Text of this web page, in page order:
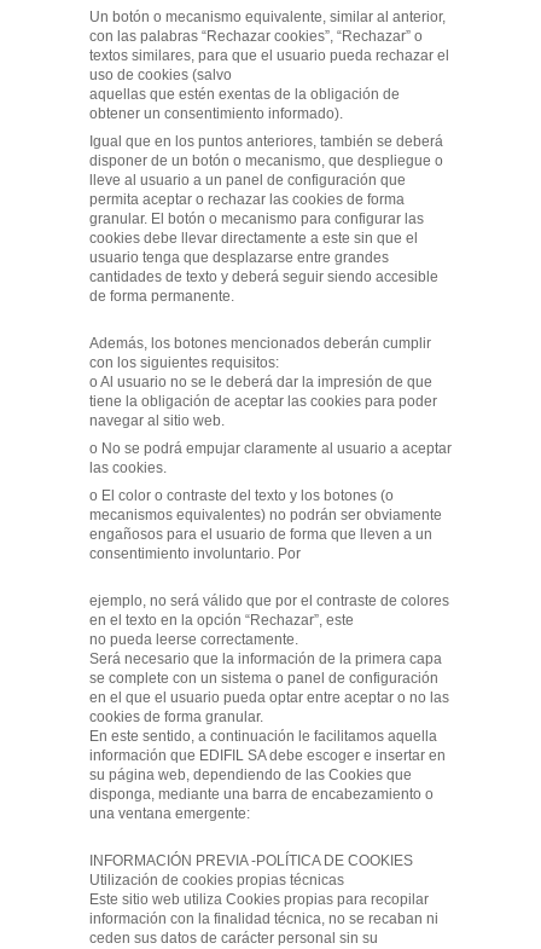
Un botón o mecanismo equivalente, similar al anterior,
con las palabras “Rechazar cookies”, “Rechazar” o
textos similares, para que el usuario pueda rechazar el
uso de cookies (salvo
aquellas que estén exentas de la obligación de
obtener un consentimiento informado).
Igual que en los puntos anteriores, también se deberá
disponer de un botón o mecanismo, que despliegue o
lleve al usuario a un panel de configuración que
permita aceptar o rechazar las cookies de forma
granular. El botón o mecanismo para configurar las
cookies debe llevar directamente a este sin que el
usuario tenga que desplazarse entre grandes
cantidades de texto y deberá seguir siendo accesible
de forma permanente.
Además, los botones mencionados deberán cumplir
con los siguientes requisitos:
o Al usuario no se le deberá dar la impresión de que
tiene la obligación de aceptar las cookies para poder
navegar al sitio web.
o No se podrá empujar claramente al usuario a aceptar
las cookies.
o El color o contraste del texto y los botones (o
mecanismos equivalentes) no podrán ser obviamente
engañosos para el usuario de forma que lleven a un
consentimiento involuntario. Por
ejemplo, no será válido que por el contraste de colores
en el texto en la opción “Rechazar”, este
no pueda leerse correctamente.
Será necesario que la información de la primera capa
se complete con un sistema o panel de configuración
en el que el usuario pueda optar entre aceptar o no las
cookies de forma granular.
En este sentido, a continuación le facilitamos aquella
información que EDIFIL SA debe escoger e insertar en
su página web, dependiendo de las Cookies que
disponga, mediante una barra de encabezamiento o
una ventana emergente:
INFORMACIÓN PREVIA -POLÍTICA DE COOKIES
Utilización de cookies propias técnicas
Este sitio web utiliza Cookies propias para recopilar
información con la finalidad técnica, no se recaban ni
ceden sus datos de carácter personal sin su